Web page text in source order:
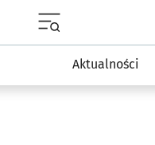
Aktualności